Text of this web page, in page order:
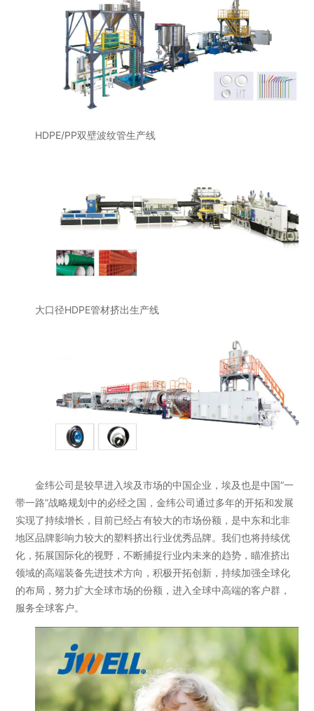
HDPE/PP双壁波纹管生产线
大口径HDPE管材挤出生产线
金纬公司是较早进入埃及市场的中国企业，埃及也是中国”一
带一路”战略规划中的必经之国，金纬公司通过多年的开拓和发展
实现了持续增长，目前已经占有较大的市场份额，是中东和北非
地区品牌影响力较大的塑料挤出行业优秀品牌。我们也将持续优
化，拓展国际化的视野，不断捕捉行业内未来的趋势，瞄准挤出
领域的高端装备先进技术方向，积极开拓创新，持续加强全球化
的布局，努力扩大全球市场的份额，进入全球中高端的客户群，
服务全球客户。